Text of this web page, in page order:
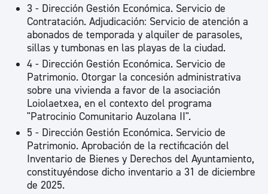
3 - Dirección Gestión Económica. Servicio de
Contratación. Adjudicación: Servicio de atención a
abonados de temporada y alquiler de parasoles,
sillas y tumbonas en las playas de la ciudad.
4 - Dirección Gestión Económica. Servicio de
Patrimonio. Otorgar la concesión administrativa
sobre una vivienda a favor de la asociación
Loiolaetxea, en el contexto del programa
"Patrocinio Comunitario Auzolana II".
5 - Dirección Gestión Económica. Servicio de
Patrimonio. Aprobación de la rectificación del
Inventario de Bienes y Derechos del Ayuntamiento,
constituyéndose dicho inventario a 31 de diciembre
de 2025.